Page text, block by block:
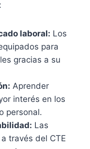
laboral: Los
para
gracias a su
Aprender
interés en los
personal.
Las
través del CTE